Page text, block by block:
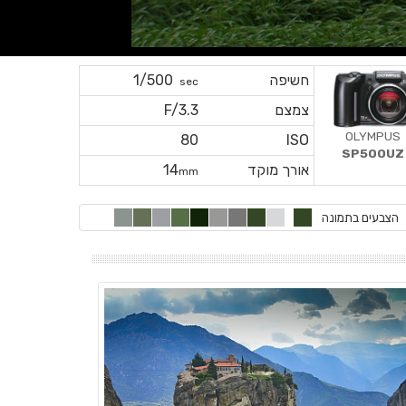
חשיפה sec
1/500
צמצם
F/3.3
ISO
80
אורך מוקד
14mm
OLYMPUS
SP500UZ
הצבעים בתמונה